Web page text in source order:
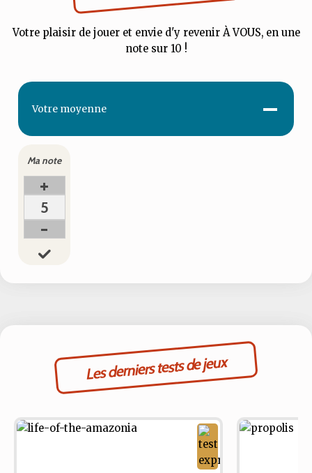
Votre plaisir de jouer et envie d'y revenir À VOUS, en une
note sur 10 !
Votre moyenne -
Ma note
+
5
-
Les derniers tests de jeux